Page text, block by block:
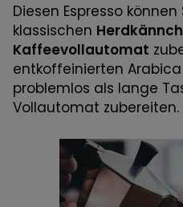
Diesen Espresso
klassischen
Kaffeevollautomat
entkoffeinierten Arabica
problemlos als lange
Vollautomat zubereiten.